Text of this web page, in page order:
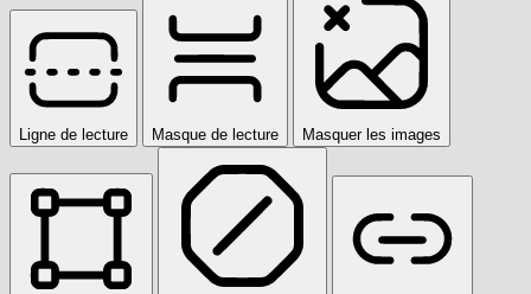
Ligne de lecture Masque de lecture Masquer les images